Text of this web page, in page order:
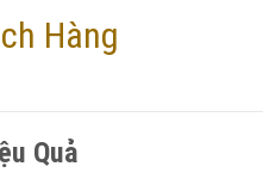
Hàng
Quả